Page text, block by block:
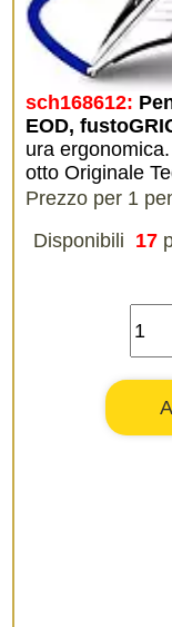
sch168612:
EOD,
ura
otto Originale
Prezzo per 1
Disponibili 17